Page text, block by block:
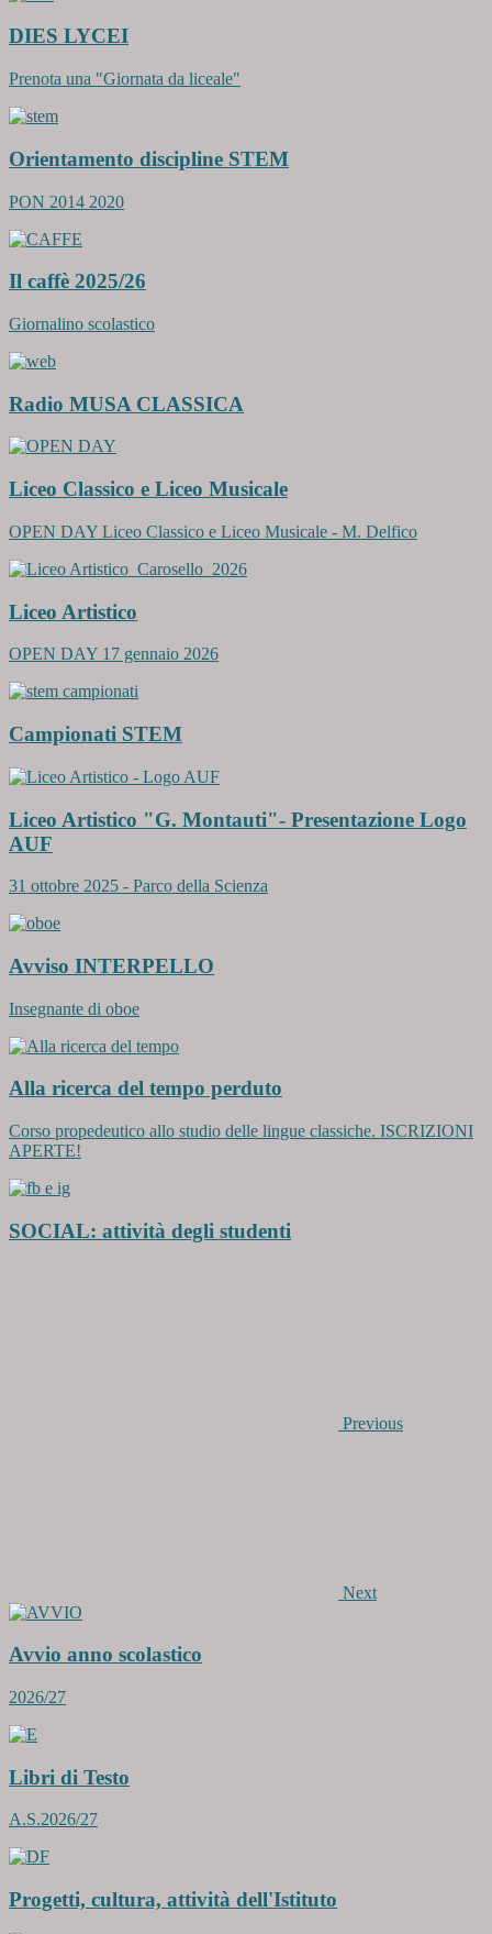
DIES LYCEI
Prenota una "Giornata da liceale"
Orientamento discipline STEM
PON 2014 2020
Il caffè 2025/26
Giornalino scolastico
Radio MUSA CLASSICA
Liceo Classico e Liceo Musicale
OPEN DAY Liceo Classico e Liceo Musicale - M. Delfico
Liceo Artistico
OPEN DAY 17 gennaio 2026
Campionati STEM
Liceo Artistico "G. Montauti"- Presentazione Logo
AUF
31 ottobre 2025 - Parco della Scienza
Avviso INTERPELLO
Insegnante di oboe
Alla ricerca del tempo perduto
Corso propedeutico allo studio delle lingue classiche. ISCRIZIONI
APERTE!
SOCIAL: attività degli studenti
Previous
Next
Avvio anno scolastico
2026/27
Libri di Testo
A.S.2026/27
Progetti, cultura, attività dell'Istituto